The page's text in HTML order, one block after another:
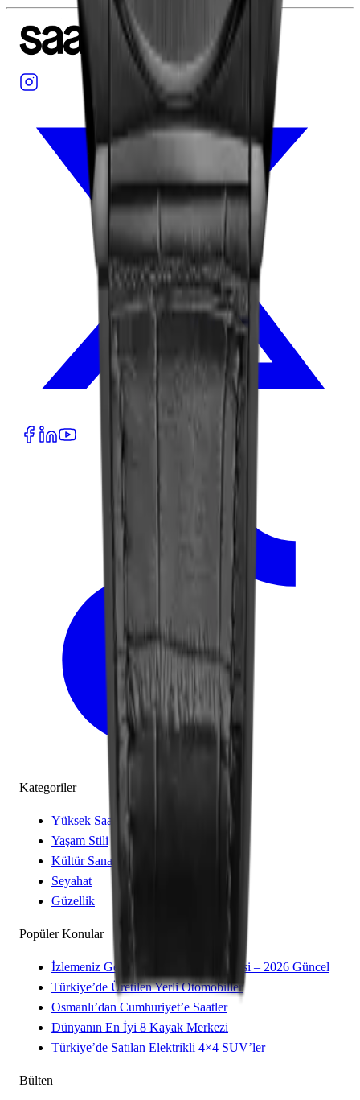
Kategoriler
Yüksek Saatçilik
Yaşam Stili
Kültür Sanat
Seyahat
Güzellik
Popüler Konular
İzlemeniz Gereken 15 Yeni Kore Dizisi – 2026 Güncel
Türkiye’de Üretilen Yerli Otomobiller
Osmanlı’dan Cumhuriyet’e Saatler
Dünyanın En İyi 8 Kayak Merkezi
Türkiye’de Satılan Elektrikli 4×4 SUV’ler
Bülten